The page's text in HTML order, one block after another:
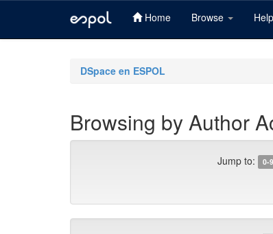
Home Browse Help
DSpace en ESPOL
Browsing by Author
Jump to: 0-9